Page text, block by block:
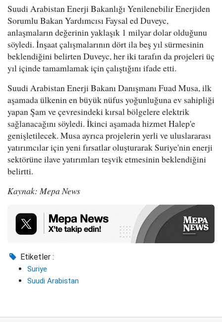
Suudi Arabistan Enerji Bakanlığı Yenilenebilir Enerjiden
Sorumlu Bakan Yardımcısı Faysal ed Duveyc,
anlaşmaların değerinin yaklaşık 1 milyar dolar olduğunu
söyledi. İnşaat çalışmalarının dört ila beş yıl sürmesinin
beklendiğini belirten Duveyc, her iki tarafın da projeleri üç
yıl içinde tamamlamak için çalıştığını ifade etti.
Suudi Arabistan Enerji Bakanı Danışmanı Fuad Musa, ilk
aşamada ülkenin en büyük nüfus yoğunluğuna ev sahipliği
yapan Şam ve çevresindeki kırsal bölgelere elektrik
sağlanacağını söyledi. İkinci aşamada hizmet Halep'e
genişletilecek. Musa ayrıca projelerin yerli ve uluslararası
yatırımcılar için yeni fırsatlar oluşturarak Suriye'nin enerji
sektörüne ilave yatırımları teşvik etmesinin beklendiğini
belirtti.
Kaynak: Mepa News
Etiketler :
Suriye
Suudi Arabistan